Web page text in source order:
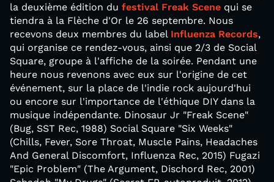
la deuxième édition du festival Freak Scene qui se
tiendra à la Flèche d'Or le 26 septembre. Nous
recevons deux membres du label Influenza Records,
qui organise ce rendez-vous, ainsi que 2/3 de Social
Square, groupe à l'affiche de la soirée. Pendant une
heure nous revenons avec eux sur l'origine de cet
événement, sur la place de l'indie rock aujourd'hui
ou encore sur l'importance de l'éthique DIY dans la
musique indépendante. Dinosaur Jr "Freak Scene"
(Bug, SST Rec, 1988) Social Square "Six Weeks"
(Chills, Fever, Sore Throat, Muscle Pains, Headaches
And General Discomfort, Influenza Rec, 2015) Fugazi
"Epic Problem" (The Argument, Dischord Rec, 2001)